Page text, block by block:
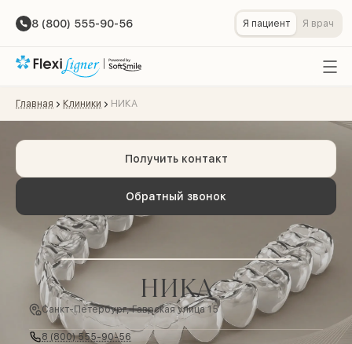
8 (800) 555-90-56 Я пациент Я врач
Главная Клиники НИКА
Обратный звонок
Получить контакт
НИКА
Санкт-Петербург, Гаврская улица 15
8 (800) 555-90-56